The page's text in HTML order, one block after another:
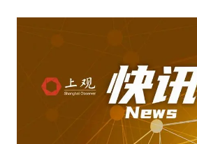
黄金牛市
全民健身